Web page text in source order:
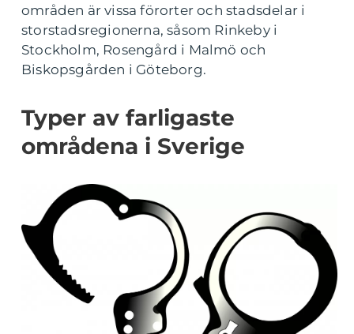
områden är vissa förorter och stadsdelar i
storstadsregionerna, såsom Rinkeby i
Stockholm, Rosengård i Malmö och
Biskopsgården i Göteborg.
Typer av farligaste
områdena i Sverige